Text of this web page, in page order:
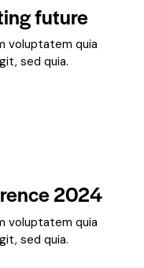
future
voluptatem quia
sed quia.
2024
voluptatem quia
sed quia.